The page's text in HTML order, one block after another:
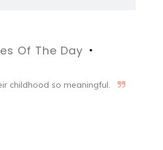
Of The Day
childhood so meaningful.